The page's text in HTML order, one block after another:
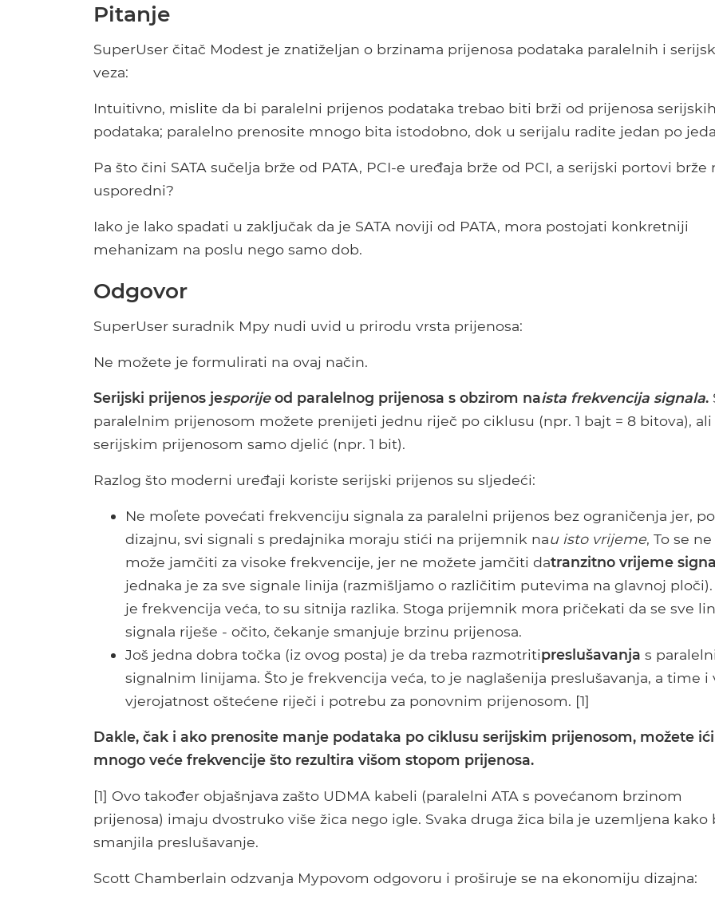
Pitanje
SuperUser čitač Modest je znatiželjan o brzinama prijenosa podataka paralelnih i
veza:
Intuitivno, mislite da bi paralelni prijenos podataka trebao biti brži od prijenosa
podataka; paralelno prenosite mnogo bita istodobno, dok u serijalu radite jedan po
Pa što čini SATA sučelja brže od PATA, PCI-e uređaja brže od PCI, a serijski portovi brže
usporedni?
Iako je lako spadati u zaključak da je SATA noviji od PATA, mora postojati konkretniji
mehanizam na poslu nego samo dob.
Odgovor
SuperUser suradnik Mpy nudi uvid u prirodu vrsta prijenosa:
Ne možete je formulirati na ovaj način.
Serijski prijenos jesporijeod paralelnog prijenosa s obzirom naista frekvencija signala.
paralelnim prijenosom možete prenijeti jednu riječ po ciklusu (npr. 1 bajt = 8 bitova), ali
serijskim prijenosom samo djelić (npr. 1 bit).
Razlog što moderni uređaji koriste serijski prijenos su sljedeći:
Ne moľete povećati frekvenciju signala za paralelni prijenos bez ograničenja jer, po
dizajnu, svi signali s predajnika moraju stići na prijemnik nau isto vrijeme, To se ne
može jamčiti za visoke frekvencije, jer ne možete jamčiti datranzitno vrijeme
jednaka je za sve signale linija (razmišljamo o različitim putevima na glavnoj ploči).
je frekvencija veća, to su sitnija razlika. Stoga prijemnik mora pričekati da se sve
signala riješe - očito, čekanje smanjuje brzinu prijenosa.
Još jedna dobra točka (iz ovog posta) je da treba razmotritipreslušavanja s
signalnim linijama. Što je frekvencija veća, to je naglašenija preslušavanja, a time i
vjerojatnost oštećene riječi i potrebu za ponovnim prijenosom. [1]
Dakle, čak i ako prenosite manje podataka po ciklusu serijskim prijenosom, možete
mnogo veće frekvencije što rezultira višom stopom prijenosa.
[1] Ovo također objašnjava zašto UDMA kabeli (paralelni ATA s povećanom brzinom
prijenosa) imaju dvostruko više žica nego igle. Svaka druga žica bila je uzemljena kako
smanjila preslušavanje.
Scott Chamberlain odzvanja Mypovom odgovoru i proširuje se na ekonomiju dizajna: